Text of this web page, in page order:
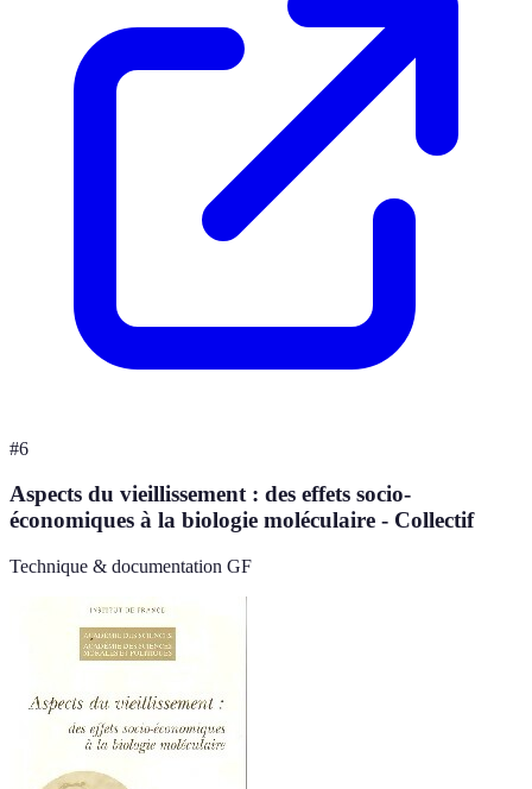
#6
Aspects du vieillissement : des effets socio-
économiques à la biologie moléculaire - Collectif
Technique & documentation GF